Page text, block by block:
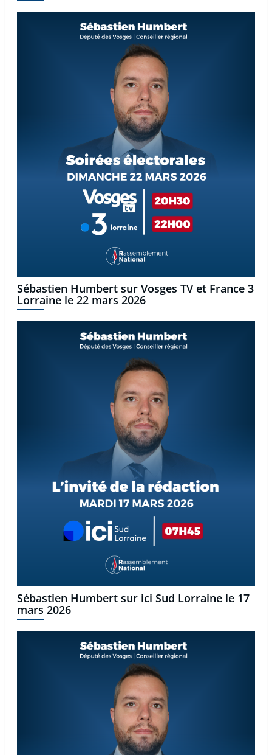
Sébastien Humbert sur Vosges TV et France 3
Lorraine le 22 mars 2026
Sébastien Humbert sur ici Sud Lorraine le 17
mars 2026